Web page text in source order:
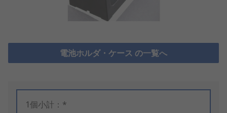
電池ホルダ・ケース の一覧へ
1個小計：*